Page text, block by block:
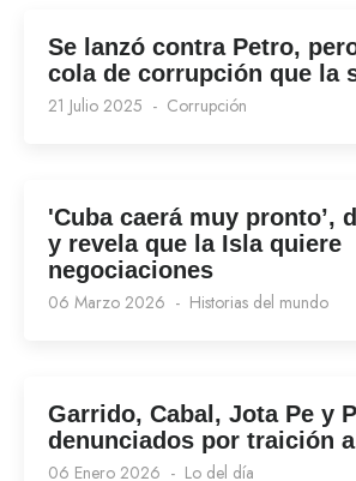
Se lanzó contra Petro,
cola de corrupción que la
21 Julio 2025 Corrupción
'Cuba caerá muy pronto’,
y revela que la Isla quiere
negociaciones
06 Marzo 2026 Historias del mundo
Garrido, Cabal, Jota Pe y
denunciados por traición
06 Enero 2026 Lo del día